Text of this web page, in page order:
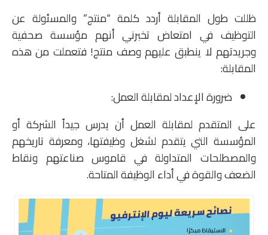
ظللت طول المقابلة أردد كلمة “منتج” والمسئولة عن
التوظيف في امتعاض تخبرني أنهم مؤسسة صحفية
وجريدتهم لا ينطبق عليهم وصف منتج! فتعملت من هذه
المقابلة:
ضرورة الإعداد لمقابلة العمل:
على المتقدم لمقابلة العمل أن يدرس جيداً الشركة أو
المؤسسة التي يتقدم لشغل وظيفتها، ومعرفة تاريخهم
والمصطلحات المتداولة في قاموس صناعتهم ونقاط
الضعف والقوة في أداء الوظيفة المتاحة.